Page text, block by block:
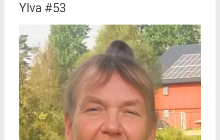
Ylva #53